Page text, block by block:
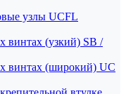
узлы UCFL
винтах (узкий) SB /
винтах (широкий) UC